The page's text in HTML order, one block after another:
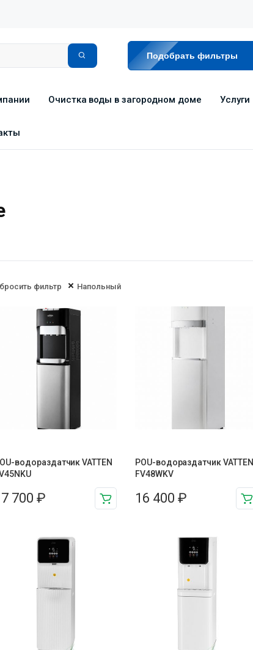
Подобрать фильтры
Очистка воды в загородном доме Услуги
фильтр Напольный
водораздатчик VATTEN
700₽
POU-водораздатчик VATTEN
FV48WKV
16 400 ₽